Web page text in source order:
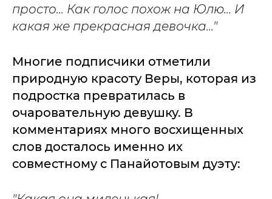
просто... Как голос похож на Юлю... И
какая же прекрасная девочка..."
Многие подписчики отметили
природную красоту Веры, которая из
подростка превратилась в
очаровательную девушку. В
комментариях много восхищенных
слов досталось именно их
совместному с Панайотовым дуэту: